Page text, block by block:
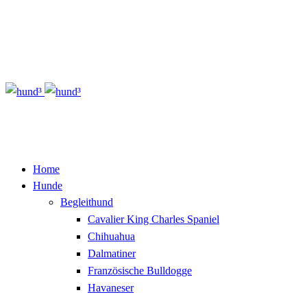
Home
Hunde
Begleithund
Cavalier King Charles Spaniel
Chihuahua
Dalmatiner
Französische Bulldogge
Havaneser